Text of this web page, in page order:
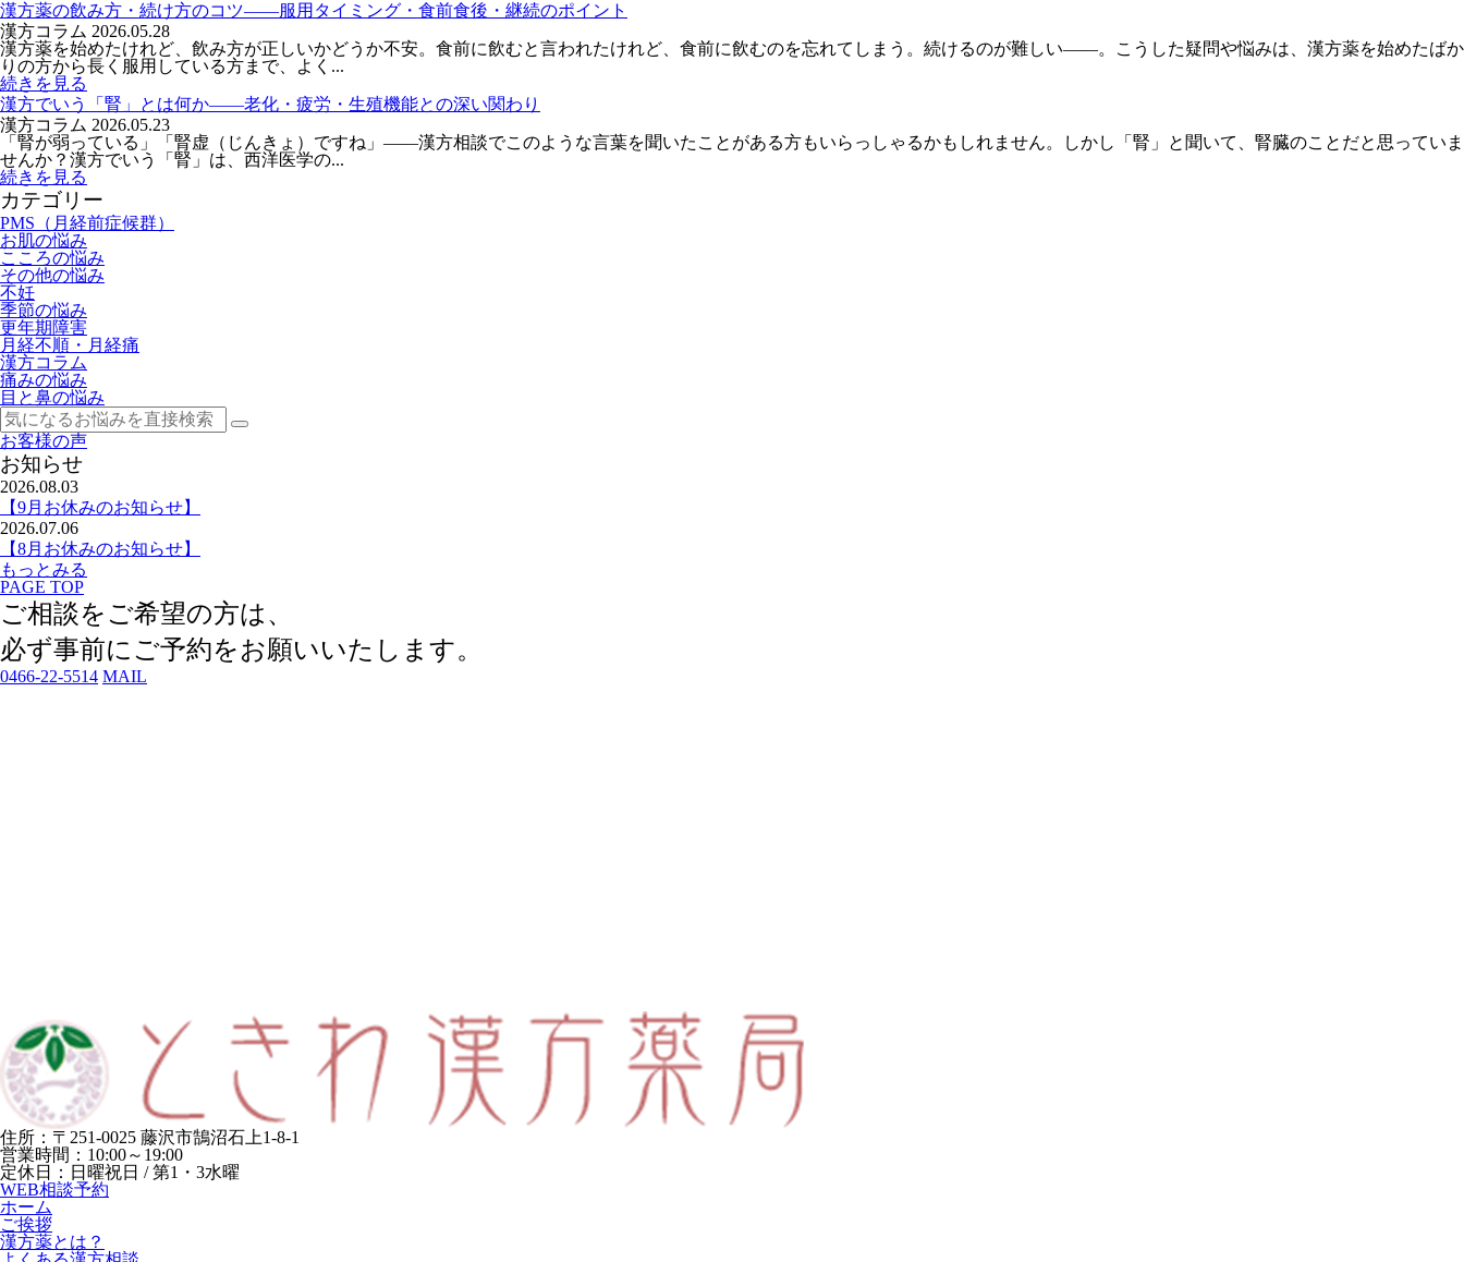
漢方薬の飲み方・続け方のコツ――服用タイミング・食前食後・継続のポイント
漢方コラム 2026.05.28
漢方薬を始めたけれど、飲み方が正しいかどうか不安。食前に飲むと言われたけれど、食前に飲むのを忘れてしまう。続けるのが難しい——。こうした疑問や悩みは、漢方薬を始めたばか
りの方から長く服用している方まで、よく...
続きを見る
漢方でいう「腎」とは何か――老化・疲労・生殖機能との深い関わり
漢方コラム 2026.05.23
「腎が弱っている」「腎虚（じんきょ）ですね」——漢方相談でこのような言葉を聞いたことがある方もいらっしゃるかもしれません。しかし「腎」と聞いて、腎臓のことだと思っていま
せんか？漢方でいう「腎」は、西洋医学の...
続きを見る
カテゴリー
PMS（月経前症候群）
お肌の悩み
こころの悩み
その他の悩み
不妊
季節の悩み
更年期障害
月経不順・月経痛
漢方コラム
痛みの悩み
目と鼻の悩み
お客様の声
お知らせ
2026.08.03
【9月お休みのお知らせ】
2026.07.06
【8月お休みのお知らせ】
もっとみる
PAGE TOP
ご相談をご希望の方は、
必ず事前にご予約をお願いいたします。
0466-22-5514 MAIL
住所：〒251-0025 藤沢市鵠沼石上1-8-1
営業時間：10:00～19:00
定休日：日曜祝日 / 第1・3水曜
WEB相談予約
ホーム
ご挨拶
漢方薬とは？